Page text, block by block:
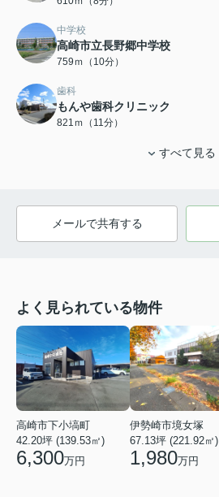
中学校
高崎市立長野郷中学校
759ｍ（10分）
歯科
もんや歯科クリニック
821ｍ（11分）
すべて見る
メールで共有する
よく見られている物件
高崎市下小塙町
42.20坪 (139.53㎡)
6,300万円
伊勢崎市境女塚
67.13坪 (221.92㎡)
1,980万円